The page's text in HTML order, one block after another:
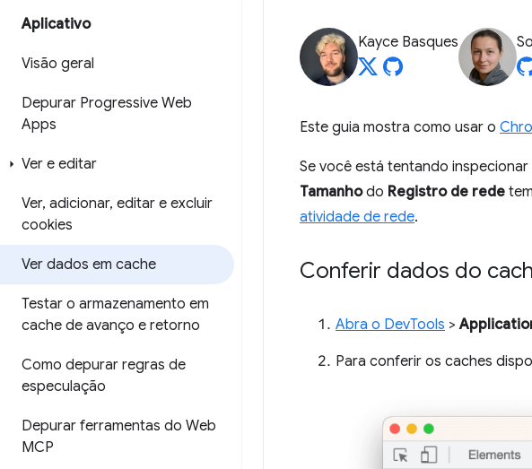
Aplicativo
Visão geral
Depurar Progressive Web
Apps
Ver e editar
Ver, adicionar, editar e excluir
cookies
Ver dados em cache
Testar o armazenamento em
cache de avanço e retorno
Como depurar regras de
especulação
Depurar ferramentas do Web
MCP
Kayce Basques
Este guia mostra como usar o
Se você está tentando
Tamanhodo Registro de rede
atividade de rede.
Conferir dados do
Abra o DevTools >
Para conferir os caches